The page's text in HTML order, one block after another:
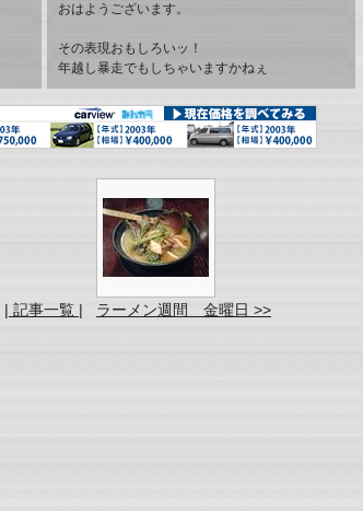
おはようございます。
その表現おもしろいッ！
年越し暴走でもしちゃいますかねぇ
| 記事一覧 | ラーメン週間 金曜日 >>